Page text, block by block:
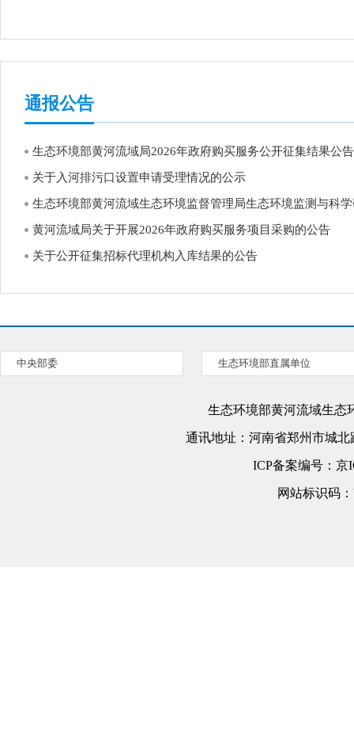
通报公告
生态环境部黄河流域局2026年政府购买服务公开征集结果公告
关于入河排污口设置申请受理情况的公示
生态环境部黄河流域生态环境监督管理局生态环境监测与科
黄河流域局关于开展2026年政府购买服务项目采购的公告
关于公开征集招标代理机构入库结果的公告
中央部委 生态环境部直属单位
生态环境部黄河流域生态
通讯地址： 河南省郑州市城北
ICP备案编号： 京
网站标识码：